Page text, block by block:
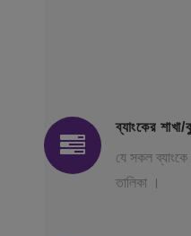
ব্যাংকের শাখা/
যে সকল ব্যাংকে
তালিকা ।